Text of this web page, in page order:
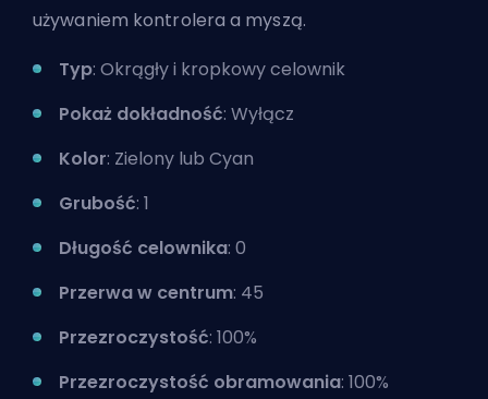
używaniem kontrolera a myszą.
Typ: Okrągły i kropkowy celownik
Pokaż dokładność: Wyłącz
Kolor: Zielony lub Cyan
Grubość: 1
Długość celownika: 0
Przerwa w centrum: 45
Przezroczystość: 100%
Przezroczystość obramowania: 100%